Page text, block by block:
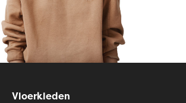
Vloerkleden